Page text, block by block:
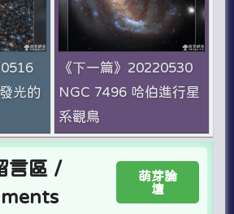
光的
《下一篇》20220530
NGC 7496 哈伯進行星
系觀鳥
言區 /
萌芽論
壇